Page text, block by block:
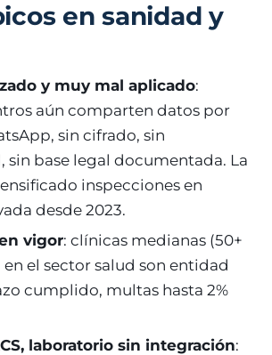
en sanidad y
y muy mal aplicado:
aún comparten datos por
sin cifrado, sin
sin base legal documentada. La
inspecciones en
desde 2023.
vigor: clínicas medianas (50+
el sector salud son entidad
cumplido, multas hasta 2%
laboratorio sin integración: